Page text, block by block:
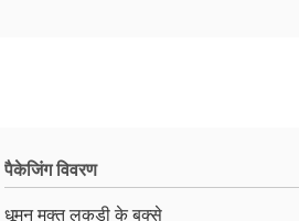
पैकेजिंग विवरण
धूमन मुक्त लकड़ी के बक्से